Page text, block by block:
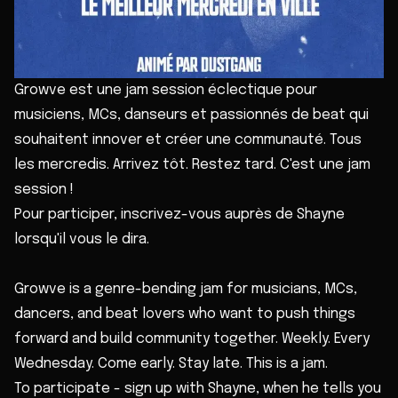
Growve est une jam session éclectique pour
musiciens, MCs, danseurs et passionnés de beat qui
souhaitent innover et créer une communauté. Tous
les mercredis. Arrivez tôt. Restez tard. C'est une jam
session !
Pour participer, inscrivez-vous auprès de Shayne
lorsqu'il vous le dira.
Growve is a genre-bending jam for musicians, MCs,
dancers, and beat lovers who want to push things
forward and build community together. Weekly. Every
Wednesday. Come early. Stay late. This is a jam.
To participate - sign up with Shayne, when he tells you